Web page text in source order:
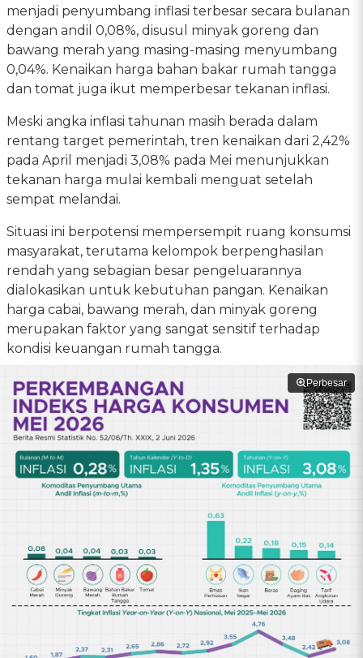
menjadi penyumbang inflasi terbesar secara bulanan
dengan andil 0,08%, disusul minyak goreng dan
bawang merah yang masing-masing menyumbang
0,04%. Kenaikan harga bahan bakar rumah tangga
dan tomat juga ikut memperbesar tekanan inflasi.
Meski angka inflasi tahunan masih berada dalam
rentang target pemerintah, tren kenaikan dari 2,42%
pada April menjadi 3,08% pada Mei menunjukkan
tekanan harga mulai kembali menguat setelah
sempat melandai.
Situasi ini berpotensi mempersempit ruang konsumsi
masyarakat, terutama kelompok berpenghasilan
rendah yang sebagian besar pengeluarannya
dialokasikan untuk kebutuhan pangan. Kenaikan
harga cabai, bawang merah, dan minyak goreng
merupakan faktor yang sangat sensitif terhadap
kondisi keuangan rumah tangga.
Perbesar